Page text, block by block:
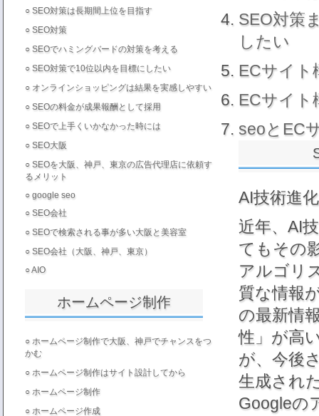
○ SEO対策は長期間上位を目指す
○ SEO対策
○ SEOでハミングバードの対策を考える
○ SEO対策で10位以内を目標にしたい
○ オンラインショッピングは結果を実感しやすい
○ SEOの料金が成果報酬として採用
○ SEOで上手くいかなかった時には
○ SEO大阪
○ SEOを大阪、神戸、東京の広告代理店に依頼す
るメリット
○ google seo
○ SEO会社
○ SEOで検索される事が多い大阪と美容室
○ SEO会社（大阪、神戸、東京）
○AIO
ホームページ制作
○ ホームページ制作で大阪、神戸でチャンスをつ
かむ
○ ホームページ制作はサイト設計してから
○ ホームページ制作
○ ホームページ作成
SEO対策
したい
ECサイト
ECサイト
seoとEC
AI技術進
近年、AI
てもその
アルゴリ
質な情報
の最新情
性」が高
が、今後
生成され
Googleの